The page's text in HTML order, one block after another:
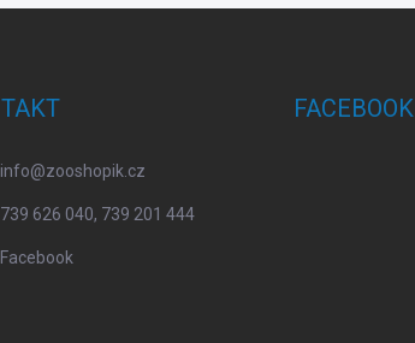
info@zooshopik.cz
739 626 040, 739 201 444
Facebook
FACEBOOK